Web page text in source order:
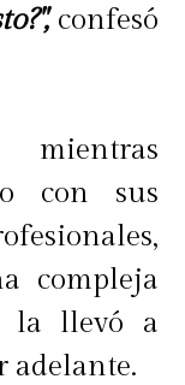
confesó
con sus
compleja
la llevó a
adelante.